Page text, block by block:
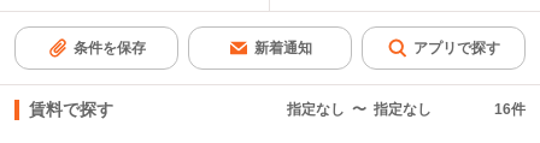
条件を保存 新着通知 アプリで探す
賃料で探す 指定なし 〜 指定なし 16件